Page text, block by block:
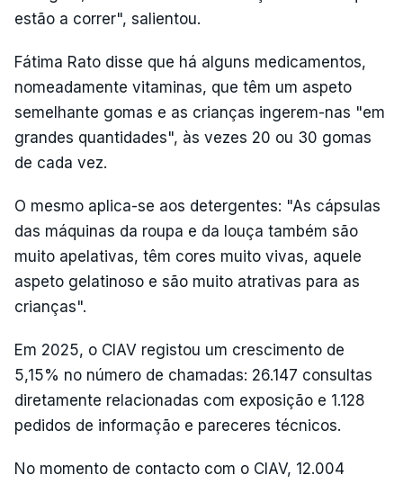
estão a correr", salientou.
Fátima Rato disse que há alguns medicamentos,
nomeadamente vitaminas, que têm um aspeto
semelhante gomas e as crianças ingerem-nas "em
grandes quantidades", às vezes 20 ou 30 gomas
de cada vez.
O mesmo aplica-se aos detergentes: "As cápsulas
das máquinas da roupa e da louça também são
muito apelativas, têm cores muito vivas, aquele
aspeto gelatinoso e são muito atrativas para as
crianças".
Em 2025, o CIAV registou um crescimento de
5,15% no número de chamadas: 26.147 consultas
diretamente relacionadas com exposição e 1.128
pedidos de informação e pareceres técnicos.
No momento de contacto com o CIAV, 12.004